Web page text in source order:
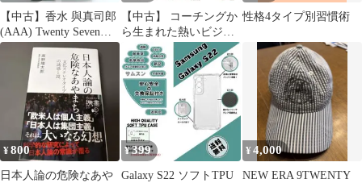
【中古】香水 與真司郎
(AAA) Twenty Seven
No.30 オードトワレ(香
水) チュベローズ ガー
デニア 初回生産限定仕
【中古】 コーチングか
ら生まれた熱いビジネ
スチームをつくる4つの
タイプ / 鈴木義幸 / デ
ィスカヴァー・トゥエ
ンティワン
性格4タイプ別習慣術
¥800
日本人論の危険なあや
¥399
Galaxy S22 ソフトTPU
¥4,000
NEW ERA 9TWENTY